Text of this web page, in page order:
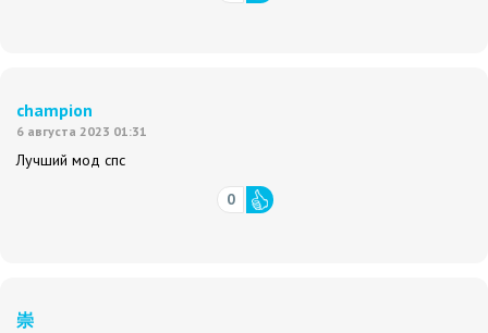
champion
6 августа 2023 01:31
Лучший мод спс
0
崇